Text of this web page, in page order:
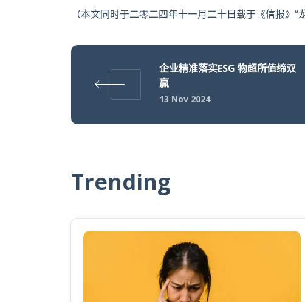
（本文同时于二零二四年十一月二十日载于《信报》“
企业精准落实ESG 物超所值缔双
赢
13 Nov 2024
Trending